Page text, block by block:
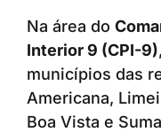
Na área do
Interior 9 (CPI-9)
municípios das
Americana,
Boa Vista e